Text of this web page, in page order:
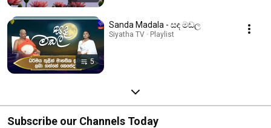
5
Sanda Madala - සඳ මඩල
Siyatha TV · Playlist
Subscribe our Channels Today